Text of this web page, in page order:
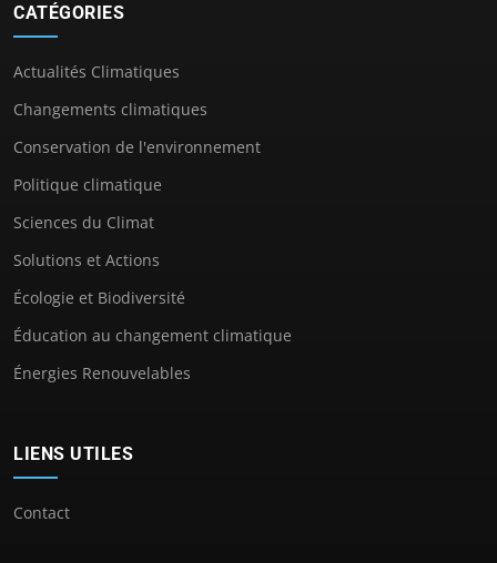
CATÉGORIES
Actualités Climatiques
Changements climatiques
Conservation de l'environnement
Politique climatique
Sciences du Climat
Solutions et Actions
Écologie et Biodiversité
Éducation au changement climatique
Énergies Renouvelables
LIENS UTILES
Contact